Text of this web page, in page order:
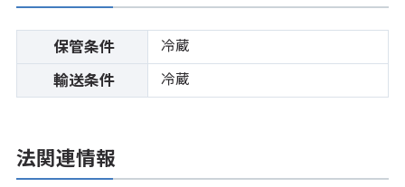
保管条件 冷蔵
輸送条件 冷蔵
法関連情報